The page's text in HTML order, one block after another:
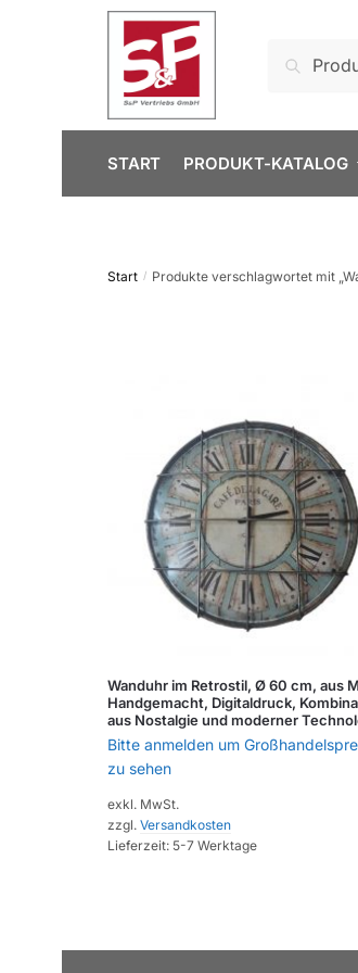
navigation
nach:
Suchen
START PRODUKT-KATALOG
Start / Produkte verschlagwortet mit
Wanduhr im Retrostil, Ø 60 cm, aus
Handgemacht, Digitaldruck,
aus Nostalgie und moderner
Bitte anmelden um
zu sehen
exkl. MwSt.
zzgl. Versandkosten
Lieferzeit: 5-7 Werktage